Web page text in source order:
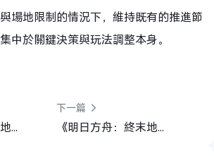
場地限制的情況下，維持既有的推進節
中於關鍵決策與玩法調整本身。
《明日方舟：終末地》配隊攻略：戰鬥策略解析&T0陣容操作流
下一篇
《明日方舟：終末地》開荒必看攻略｜系統玩法重點、萬金油隊伍